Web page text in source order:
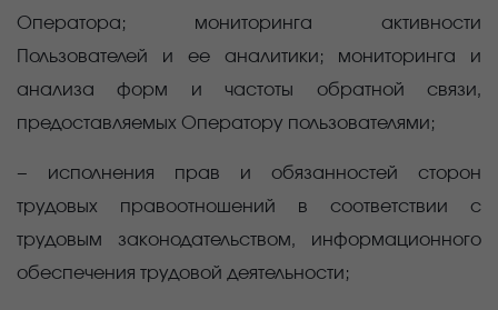
Оператора; мониторинга активности
Пользователей и ее аналитики; мониторинга и
анализа форм и частоты обратной связи,
предоставляемых Оператору пользователями;
− исполнения прав и обязанностей сторон
трудовых правоотношений в соответствии с
трудовым законодательством, информационного
обеспечения трудовой деятельности;